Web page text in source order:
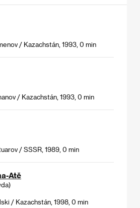
/ Kazachstán, 1993, 0 min
/ Kazachstán, 1993, 0 min
/ SSSR, 1989, 0 min
Atě
/ Kazachstán, 1998, 0 min